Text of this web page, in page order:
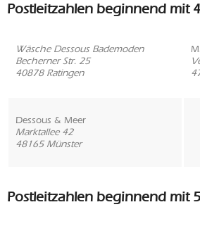
Postleitzahlen beginnend mit 4
Wäsche Dessous Bademoden
Becherner Str. 25
40878 Ratingen
Dessous & Meer
Marktallee 42
48165 Münster
Postleitzahlen beginnend mit 5